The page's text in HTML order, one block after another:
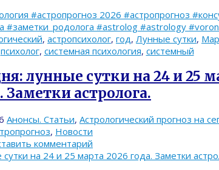
#астропрогноз 2026 #астропрогноз
#заметки_родолога #astrolog #astrology
, астропсихолог, год, Лунные сутки,
психолог, системная психология, системный
лунные сутки на 24 и 25
Заметки астролога.
Анонсы. Статьи, Астрологический прогноз на
, Новости
комментарий